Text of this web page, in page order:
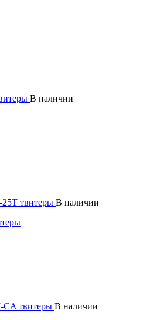
В наличии
В наличии
В наличии